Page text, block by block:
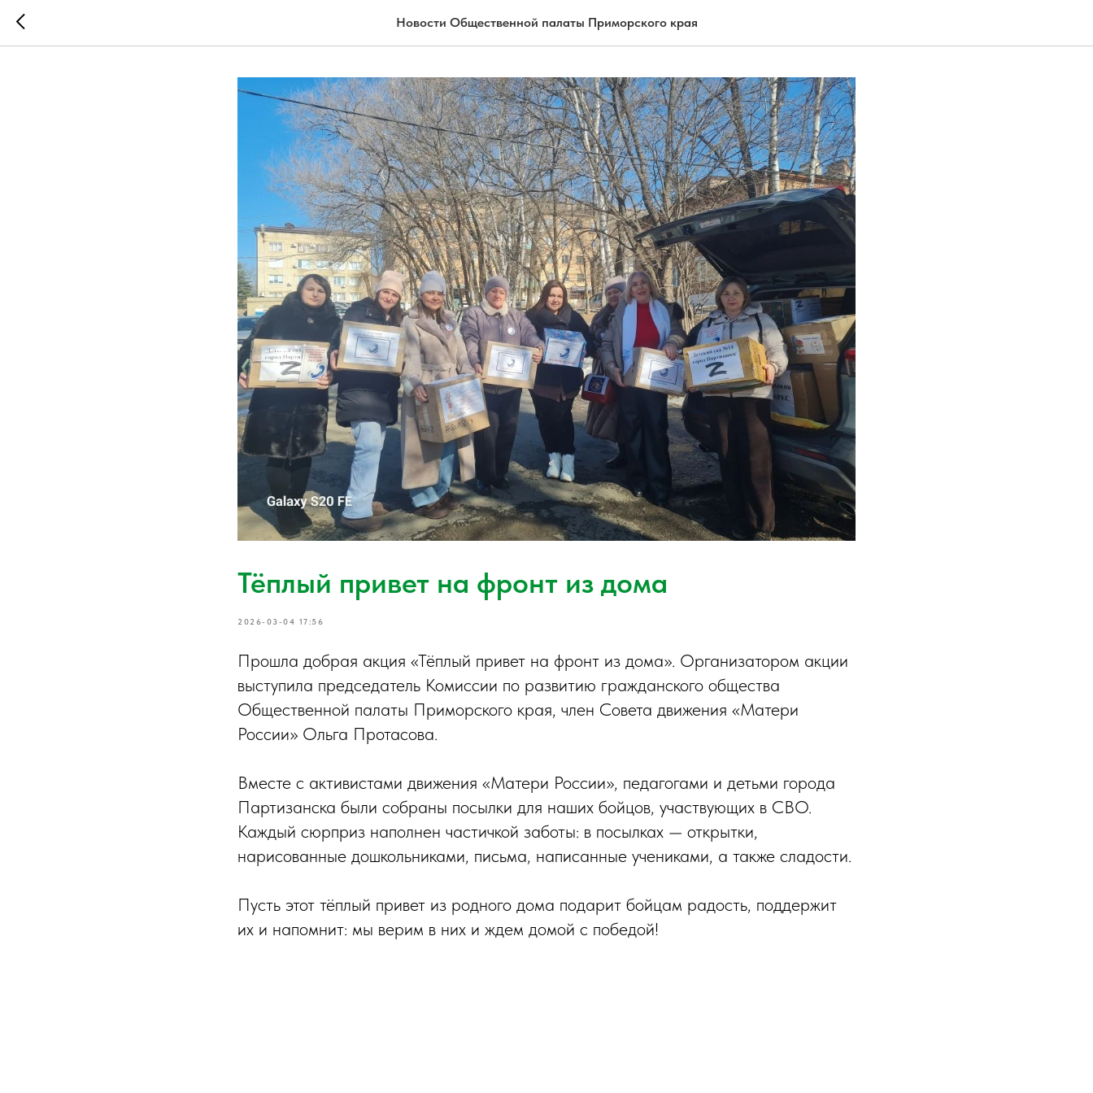
Новости Общественной палаты Приморского края
Тёплый привет на фронт из дома
2026-03-04 17:56
Прошла добрая акция «Тёплый привет на фронт из дома». Организатором акции
выступила председатель Комиссии по развитию гражданского общества
Общественной палаты Приморского края, член Совета движения «Матери
России» Ольга Протасова.
Вместе с активистами движения «Матери России», педагогами и детьми города
Партизанска были собраны посылки для наших бойцов, участвующих в СВО.
Каждый сюрприз наполнен частичкой заботы: в посылках — открытки,
нарисованные дошкольниками, письма, написанные учениками, а также сладости.
Пусть этот тёплый привет из родного дома подарит бойцам радость, поддержит
их и напомнит: мы верим в них и ждем домой с победой!